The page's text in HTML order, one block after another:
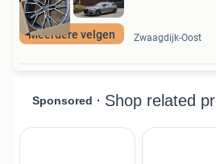
Meerdere velgen Zwaagdijk-Oost